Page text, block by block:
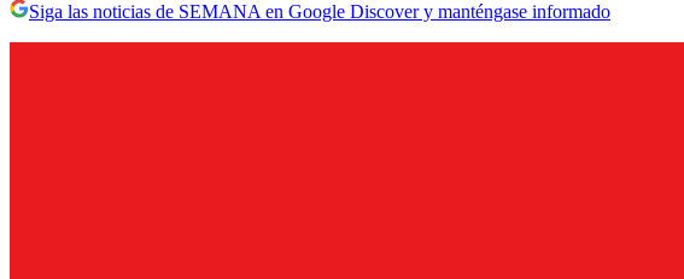
Siga las noticias de SEMANA en Google Discover y manténgase informado